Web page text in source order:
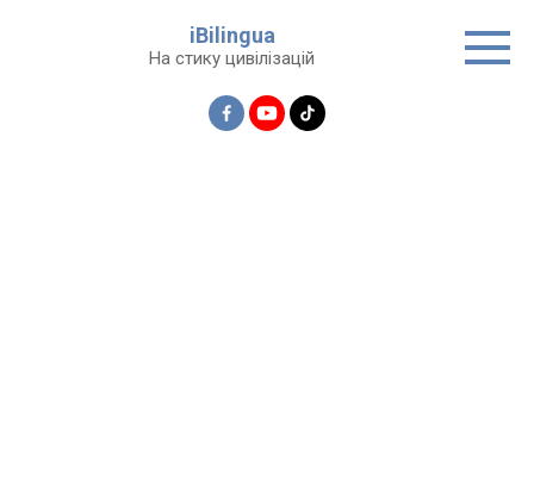
iBilingua
На стику цивілізацій